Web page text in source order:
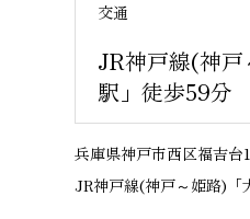
交通
JR神戸線(神
駅」徒歩59分
兵庫県神戸市西区福吉台
JR神戸線(神戸～姫路)「